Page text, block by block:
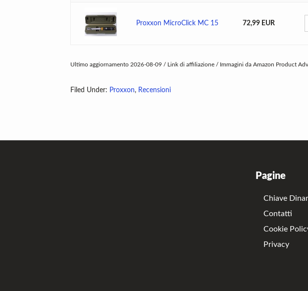
Proxxon MicroClick MC 15 72,99 EUR
Ultimo aggiornamento 2026-08-09 / Link di affiliazione / Immagini da Amazon Product
Filed Under: Proxxon, Recensioni
Pagine
Chiave
Contatti
Cookie
Privacy